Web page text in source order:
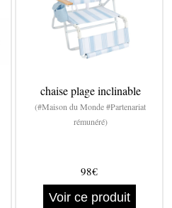
chaise plage inclinable
(#Maison du Monde #Partenariat
rémunéré)
98€
Voir ce produit